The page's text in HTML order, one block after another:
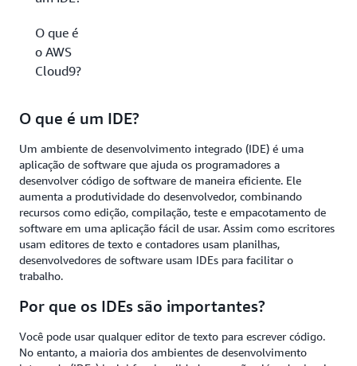
O que é
o AWS
Cloud9?
O que é um IDE?
Um ambiente de desenvolvimento integrado (IDE) é uma
aplicação de software que ajuda os programadores a
desenvolver código de software de maneira eficiente. Ele
aumenta a produtividade do desenvolvedor, combinando
recursos como edição, compilação, teste e empacotamento de
software em uma aplicação fácil de usar. Assim como escritores
usam editores de texto e contadores usam planilhas,
desenvolvedores de software usam IDEs para facilitar o
trabalho.
Por que os IDEs são importantes?
Você pode usar qualquer editor de texto para escrever código.
No entanto, a maioria dos ambientes de desenvolvimento